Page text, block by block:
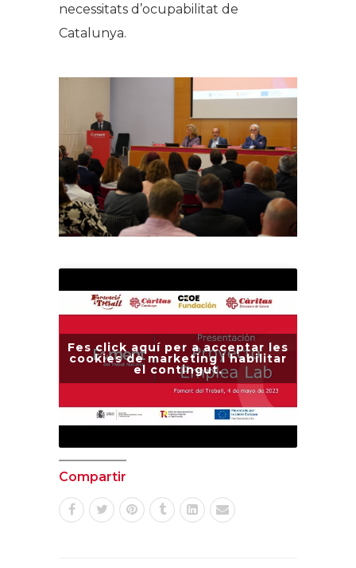
necessitats d’ocupabilitat de
Catalunya.
Fes click aquí per a acceptar les
cookies de marketing i habilitar
el contingut.
Compartir